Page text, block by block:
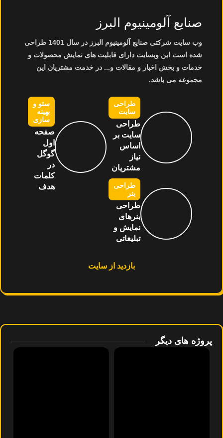
صنایع آلومینیوم البرز
وب سایت شرکتی صنایع آلومینیوم البرز
در سال 1401 طراحی
شده است این وبسایت دارای قابلیت های نمایش محصولات و
خدمات و بخش اخبار و مقالات و... در خدمت مشتریان این
مجموعه می باشد.
طراحی
سایت
طراحی
سایت بر
اساس
نیاز
مشتریان
طراحی
بنر
طراحی
بنرهای
نمایش و
تبلیغاتی
سئو و
بهینه
سازی
صفحه
اول
گوگل
در
کلمات
هدف
بازدید از سایت
پروژه های دیگر